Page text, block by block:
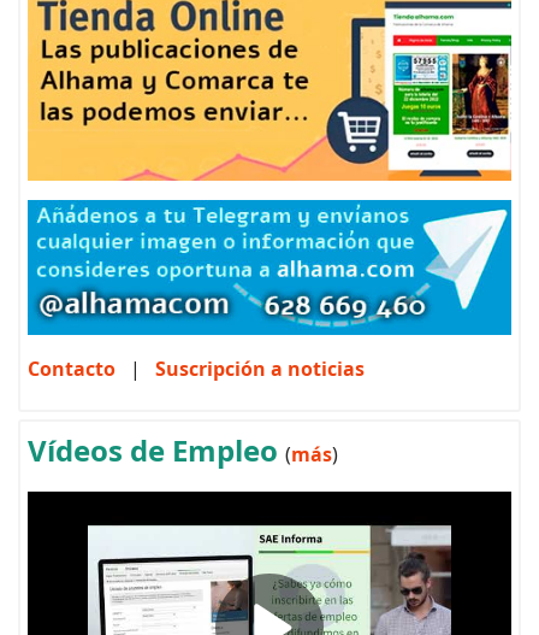
Contacto | Suscripción a noticias
Vídeos de Empleo (más)